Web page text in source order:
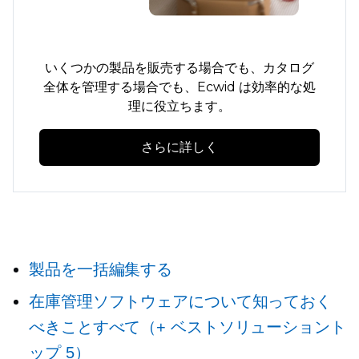
いくつかの製品を販売する場合でも、カタログ
全体を管理する場合でも、Ecwid は効率的な処
理に役立ちます。
さらに詳しく
製品を一括編集する
在庫管理ソフトウェアについて知っておく
べきことすべて（+ ベストソリューショント
ップ 5）